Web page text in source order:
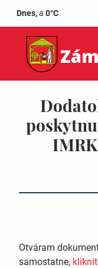
Dnes,a 0°C
Otváram
samostatne,